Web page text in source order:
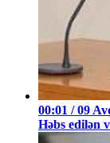
00:01 / 09
Həbs edilən